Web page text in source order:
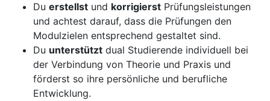
Du erstellst und korrigierst Prüfungsleistungen
und achtest darauf, dass die Prüfungen den
Modulzielen entsprechend gestaltet sind.
Du unterstützt dual Studierende individuell bei
der Verbindung von Theorie und Praxis und
förderst so ihre persönliche und berufliche
Entwicklung.